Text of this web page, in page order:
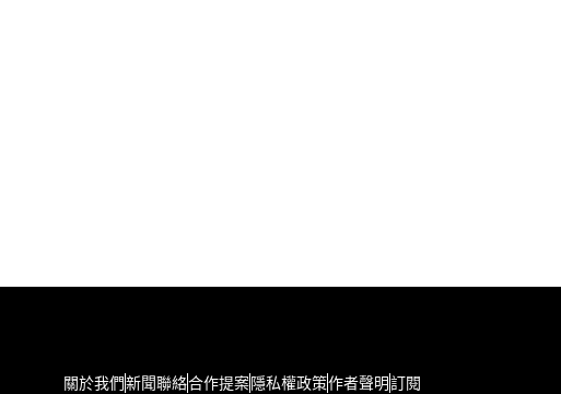
關於我們新聞聯絡合作提案隱私權政策作者聲明訂閱